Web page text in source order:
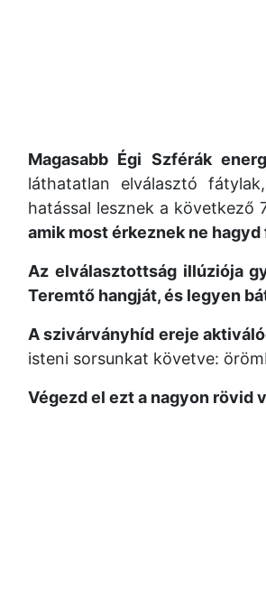
Magasabb Égi Szférák
láthatatlan elválasztó
hatással lesznek a következő
amik most érkeznek ne
Az elválasztottság illúziója
Teremtő hangját, és legyen
A szivárványhíd ereje
isteni sorsunkat követve:
Végezd el ezt a nagyon rövid